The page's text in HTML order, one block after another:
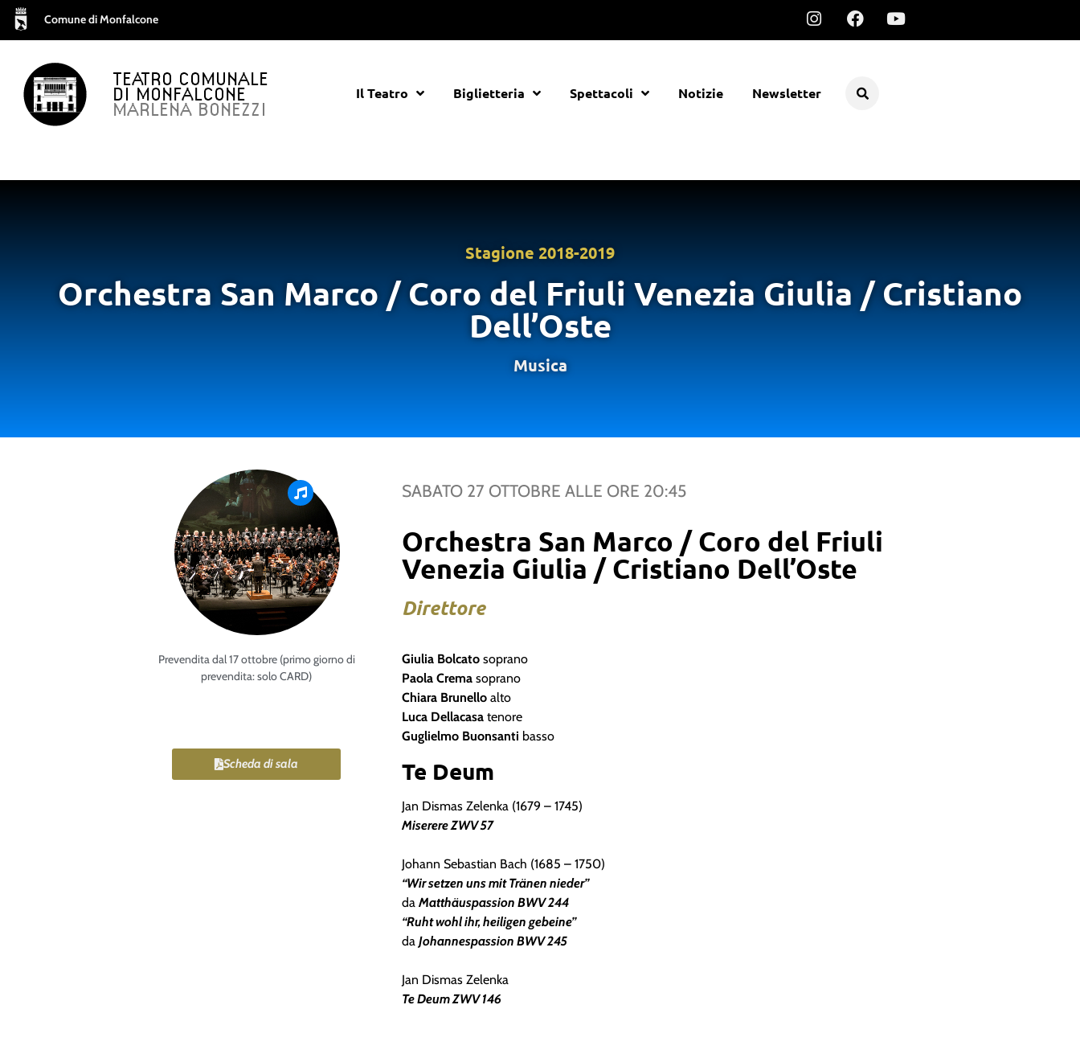
Comune di Monfalcone
TEATRO COMUNALE
DI MONFALCONE
MARLENA BONEZZI
Il Teatro Biglietteria Spettacoli Notizie Newsletter
Stagione 2018-2019
Orchestra San Marco / Coro del Friuli Venezia Giulia / Cristiano
Dell’Oste
Musica
Prevendita dal 17 ottobre (primo giorno di
prevendita: solo CARD)
Scheda di sala
SABATO 27 OTTOBRE ALLE ORE 20:45
Orchestra San Marco / Coro del Friuli
Venezia Giulia / Cristiano Dell’Oste
Direttore
Giulia Bolcato soprano
Paola Crema soprano
Chiara Brunello alto
Luca Dellacasa tenore
Guglielmo Buonsanti basso
Te Deum
Jan Dismas Zelenka (1679 – 1745)
Miserere ZWV 57
Johann Sebastian Bach (1685 – 1750)
“Wir setzen uns mit Tränen nieder”
daMatthäuspassion BWV 244
“Ruht wohl ihr, heiligen gebeine”
daJohannespassion BWV 245
Jan Dismas Zelenka
Te Deum ZWV 146